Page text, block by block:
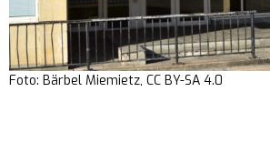
Foto: Bärbel Miemietz, CC BY-SA 4.0